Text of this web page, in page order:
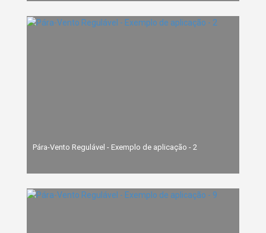
Pára-Vento Regulável - Exemplo de aplicação - 2